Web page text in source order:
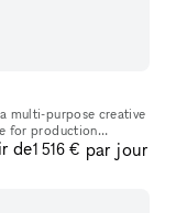
multi-purpose creative
for production
window
de1 516 € par jour